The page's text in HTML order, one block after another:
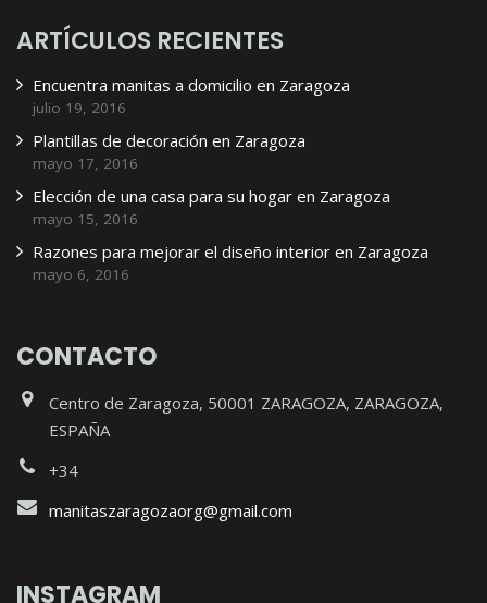
ARTÍCULOS RECIENTES
Encuentra manitas a domicilio en Zaragoza
julio 19, 2016
Plantillas de decoración en Zaragoza
mayo 17, 2016
Elección de una casa para su hogar en Zaragoza
mayo 15, 2016
Razones para mejorar el diseño interior en Zaragoza
mayo 6, 2016
CONTACTO
Centro de Zaragoza, 50001 ZARAGOZA, ZARAGOZA,
ESPAÑA
+34
manitaszaragozaorg@gmail.com
INSTAGRAM